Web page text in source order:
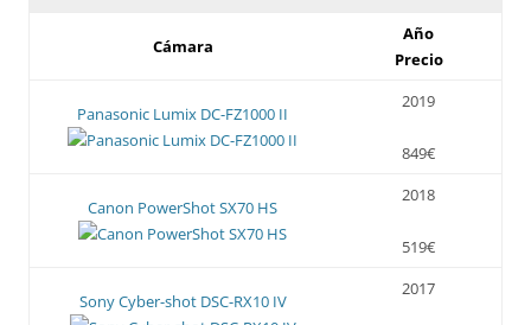
Cámara
Año
Precio
Panasonic Lumix DC-FZ1000 II
2019
849€
Canon PowerShot SX70 HS
2018
519€
Sony Cyber-shot DSC-RX10 IV
2017